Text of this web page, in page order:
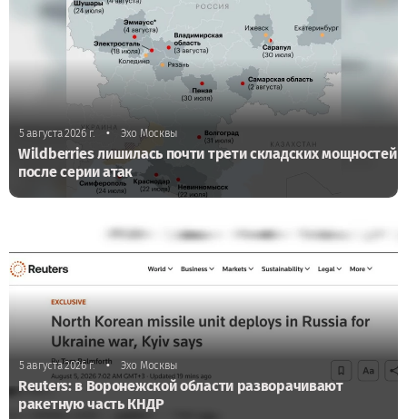
5 августа 2026 г. • Эхо Москвы
Wildberries лишилась почти трети складских мощностей
после серии атак
5 августа 2026 г. • Эхо Москвы
Reuters: в Воронежской области разворачивают
ракетную часть КНДР